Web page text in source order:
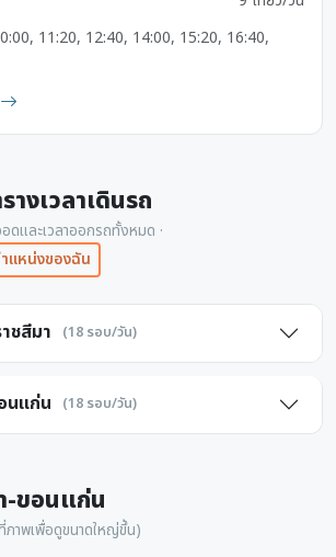
11:20, 12:40, 14:00, 15:20, 16:40,
างเวลาเดินรถ
ดและเวลาออกรถทั้งหมด ·
แหน่งของฉัน
ชสีมา (18 รอบ/วัน)
นแก่น (18 รอบ/วัน)
-ขอนแก่น
าพเพื่อดูขนาดใหญ่ขึ้น)